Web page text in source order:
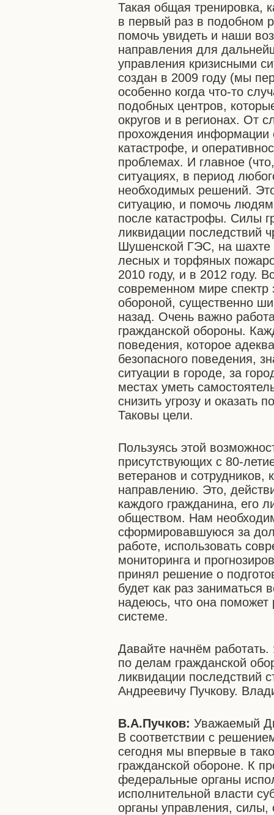
Такая общая тренировка,
в первый раз в подобном
помочь увидеть и наши
направления для
управления кризисными
создан в 2009 году (мы
особенно когда что-то
подобных центров,
округов и в регионах. От
прохождения информации
катастрофе, и
проблемах. И главное
ситуациях, в период
необходимых решений.
ситуацию, и помочь
после катастрофы. Силы
ликвидации последствий
Шушенской ГЭС, на шахте
лесных и торфяных
2010 году, и в 2012 году.
современном мире спектр
обороной, существенно
назад. Очень важно
гражданской обороны.
поведения, которое
безопасного поведения,
ситуации в городе, за
местах уметь
снизить угрозу и оказать
Таковы цели.
Пользуясь этой
присутствующих с 80-
ветеранов и сотрудников,
направлению. Это,
каждого гражданина, его
обществом. Нам
сформировавшуюся за
работе, использовать
мониторинга и
принял решение о
будет как раз
надеюсь, что она поможет
системе.
Давайте начнём
по делам гражданской
ликвидации последствий
Андреевичу Пучкову.
В.А.Пучков: Уважаемый
В соответствии с
сегодня мы впервые в
гражданской обороне. К
федеральные органы
исполнительной власти
органы управления, силы,